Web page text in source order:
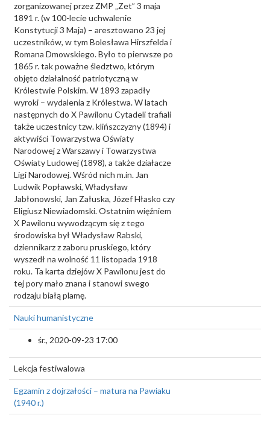
zorganizowanej przez ZMP „Zet” 3 maja
1891 r. (w 100-lecie uchwalenie
Konstytucji 3 Maja) – aresztowano 23 jej
uczestników, w tym Bolesława Hirszfelda i
Romana Dmowskiego. Było to pierwsze po
1865 r. tak poważne śledztwo, którym
objęto działalność patriotyczną w
Królestwie Polskim. W 1893 zapadły
wyroki – wydalenia z Królestwa. W latach
następnych do X Pawilonu Cytadeli trafiali
także uczestnicy tzw. klińszczyzny (1894) i
aktywiści Towarzystwa Oświaty
Narodowej z Warszawy i Towarzystwa
Oświaty Ludowej (1898), a także działacze
Ligi Narodowej. Wśród nich m.in. Jan
Ludwik Popławski, Władysław
Jabłonowski, Jan Załuska, Józef Hłasko czy
Eligiusz Niewiadomski. Ostatnim więźniem
X Pawilonu wywodzącym się z tego
środowiska był Władysław Rabski,
dziennikarz z zaboru pruskiego, który
wyszedł na wolność 11 listopada 1918
roku. Ta karta dziejów X Pawilonu jest do
tej pory mało znana i stanowi swego
rodzaju białą plamę.
Nauki humanistyczne
śr., 2020-09-23 17:00
Lekcja festiwalowa
Egzamin z dojrzałości – matura na Pawiaku
(1940 r.)